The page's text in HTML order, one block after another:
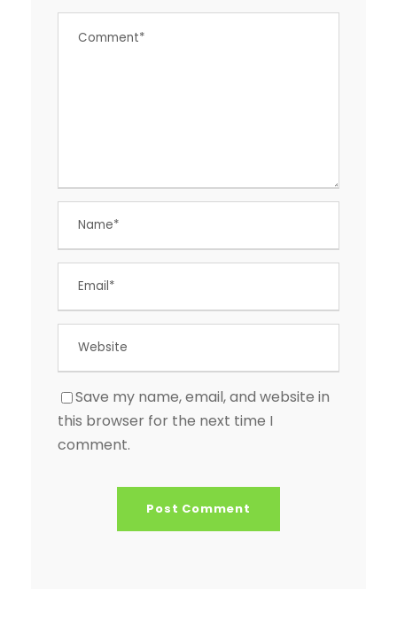
Save my name, email, and website in
this browser for the next time I
comment.